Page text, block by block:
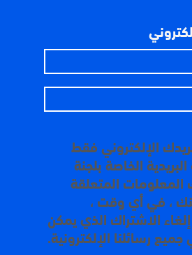
الإلكتروني فقط
الخاصة بلجنة
المعلومات المتعلقة
، في أي وقت ،
الاشتراك الذي يمكن
رسائلنا الإلكترونية.